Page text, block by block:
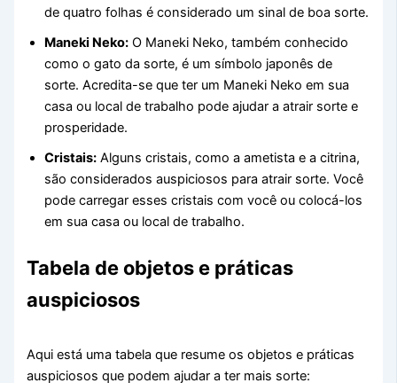
de quatro folhas é considerado um sinal de boa sorte.
Maneki Neko: O Maneki Neko, também conhecido
como o gato da sorte, é um símbolo japonês de
sorte. Acredita-se que ter um Maneki Neko em sua
casa ou local de trabalho pode ajudar a atrair sorte e
prosperidade.
Cristais: Alguns cristais, como a ametista e a citrina,
são considerados auspiciosos para atrair sorte. Você
pode carregar esses cristais com você ou colocá-los
em sua casa ou local de trabalho.
Tabela de objetos e práticas
auspiciosos
Aqui está uma tabela que resume os objetos e práticas
auspiciosos que podem ajudar a ter mais sorte: